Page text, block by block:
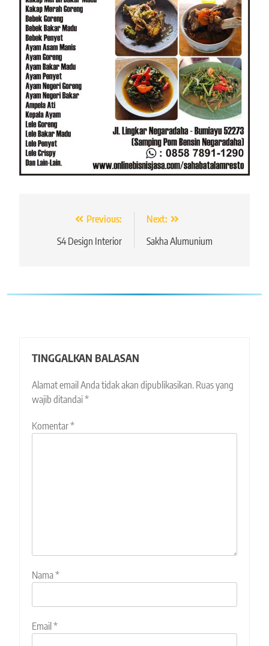
Navigasi Previous:
S4 Design Interior
Next:
Sakha Alumunium
TINGGALKAN BALASAN
Alamat email Anda tidak akan dipublikasikan. Ruas yang
wajib ditandai*
Komentar*
Nama*
Email *